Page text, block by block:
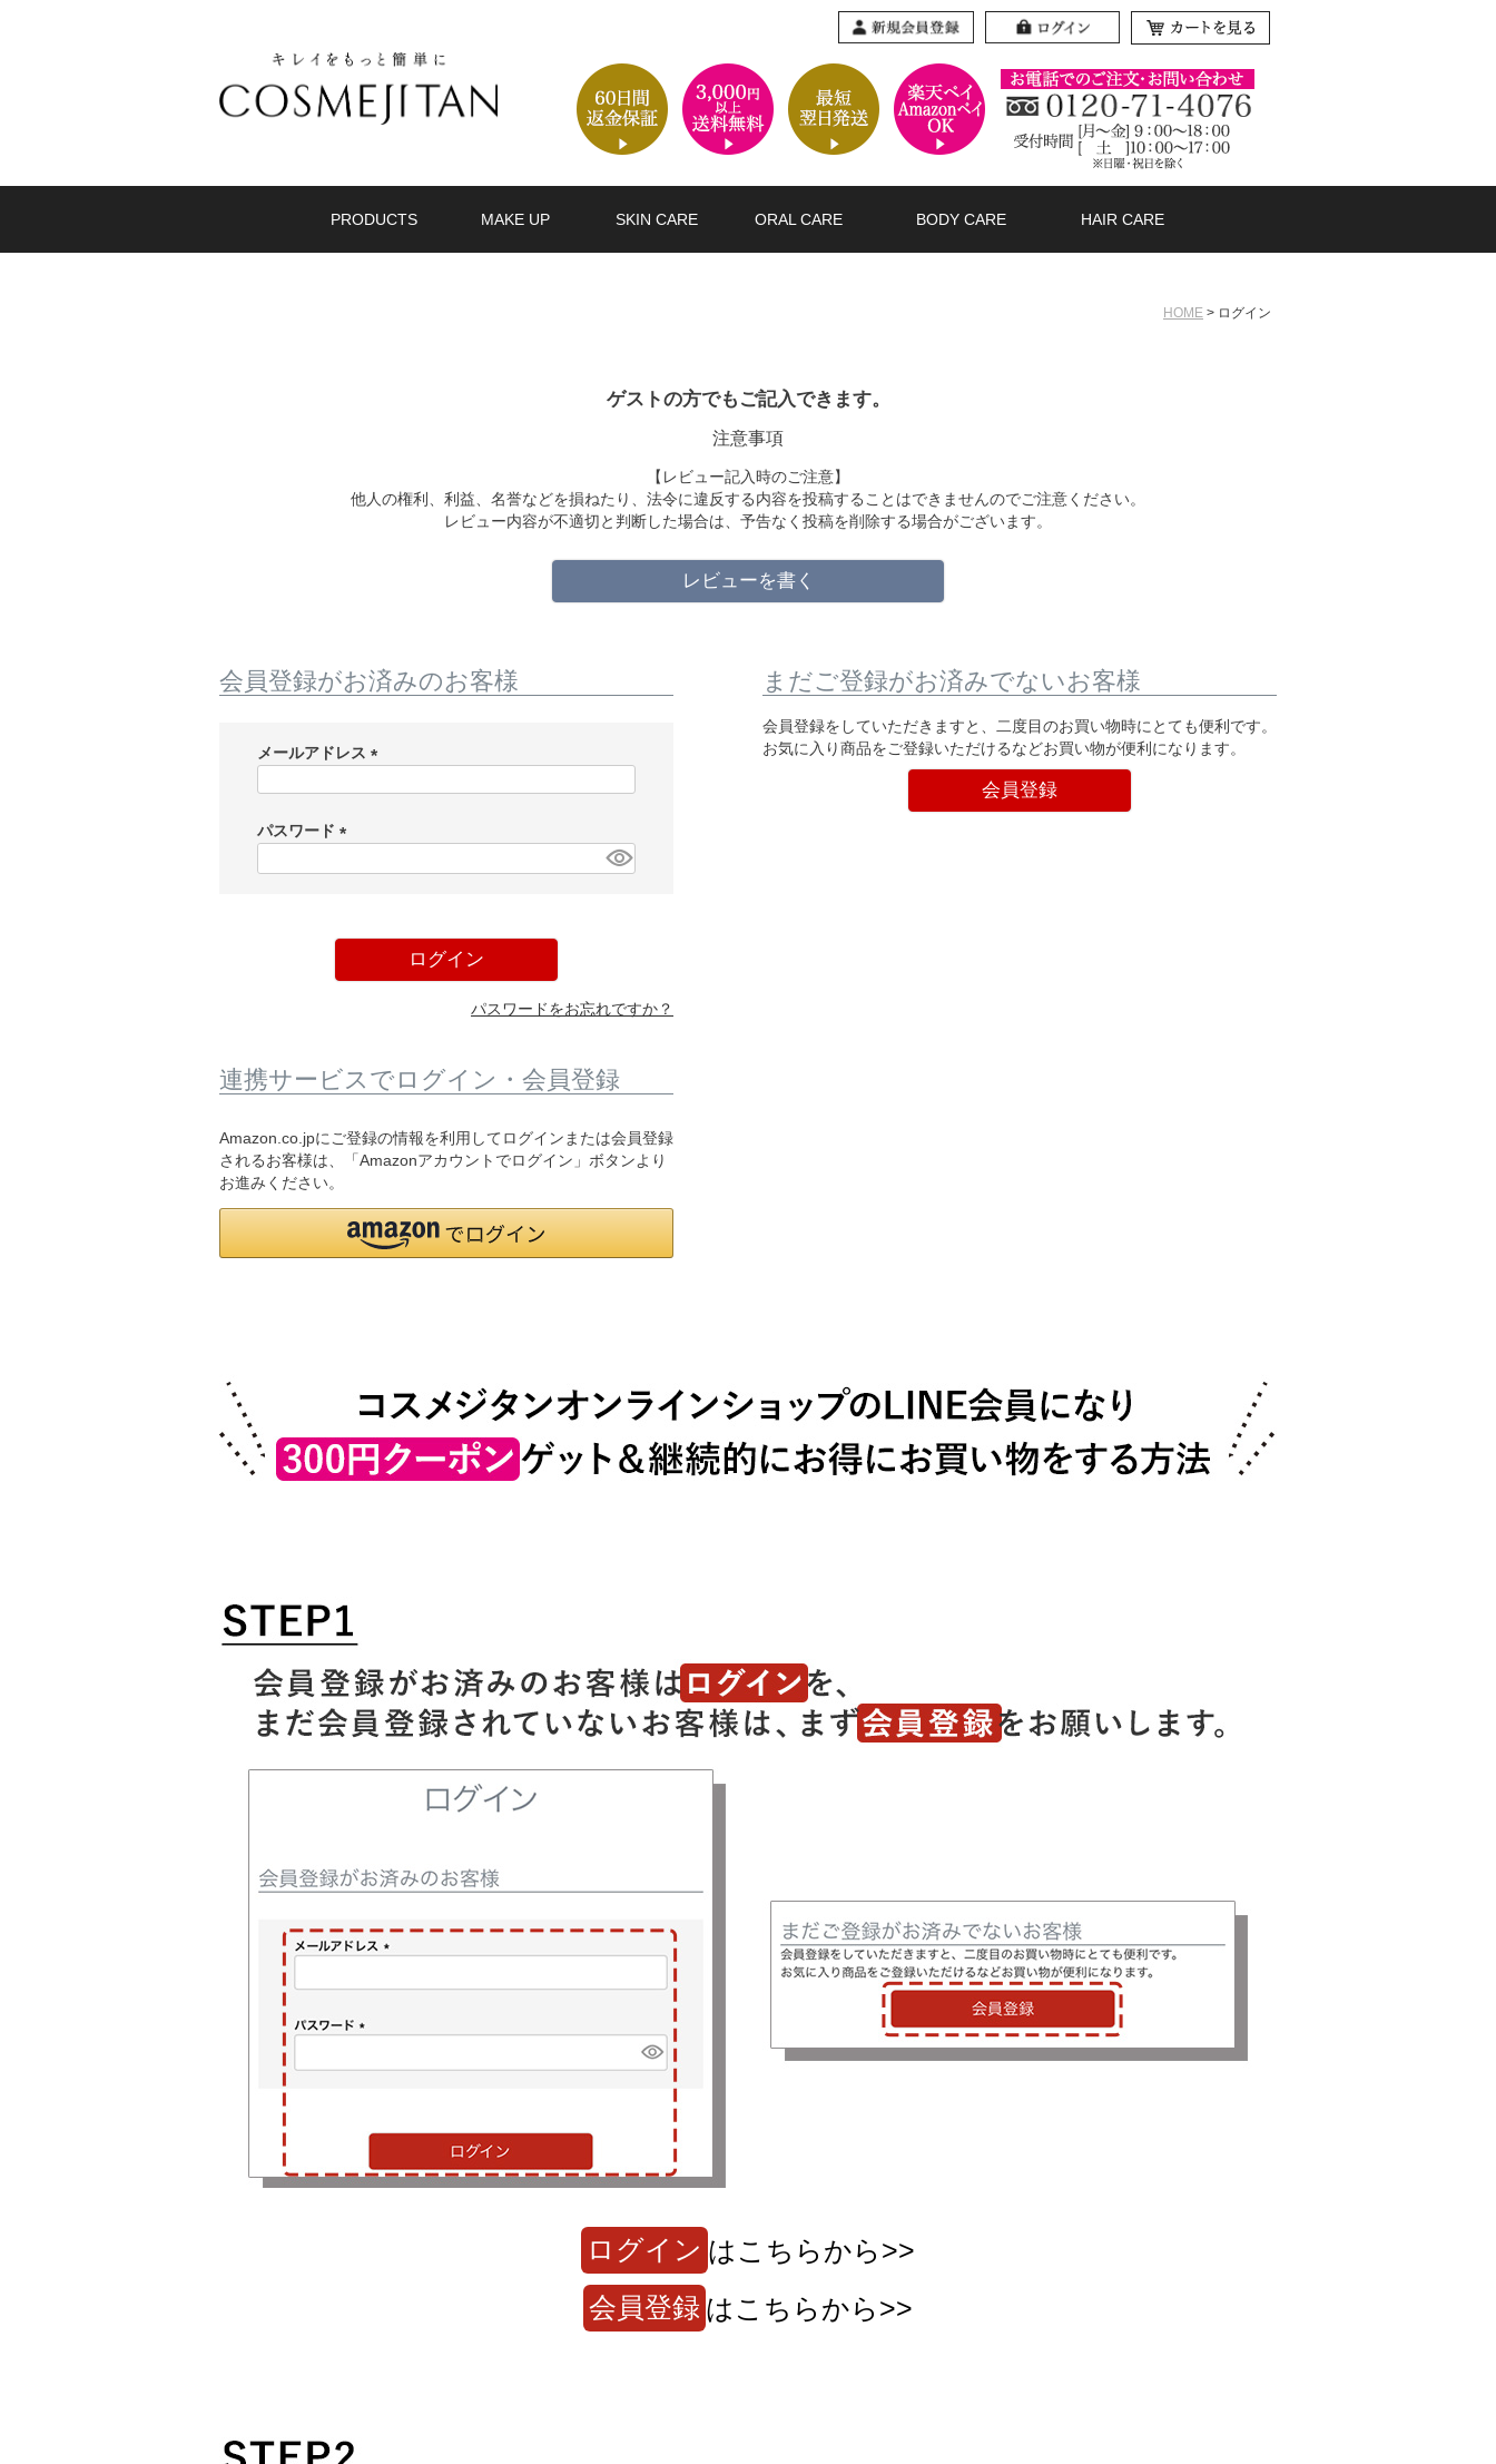
PRODUCTS MAKE UP SKIN CARE ORAL CARE BODY CARE HAIR CARE
HOME ログイン
ゲストの方でもご記入できます。
注意事項
【レビュー記入時のご注意】
他人の権利、利益、名誉などを損ねたり、法令に違反する内容を投稿することはできませんのでご注意ください。
レビュー内容が不適切と判断した場合は、予告なく投稿を削除する場合がございます。
レビューを書く
会員登録がお済みのお客様
メールアドレス
)
パスワード
ログイン
パスワードをお忘れですか？
連携サービスでログイン・会員登録
Amazon.co.jpにご登録の情報を利用してログインまたは会員登録
されるお客様は、「Amazonアカウントでログイン」ボタンより
お進みください。
まだご登録がお済みでないお客様
会員登録をしていただきますと、二度目のお買い物時にとても便利です。
お気に入り商品をご登録いただけるなどお買い物が便利になります。
会員登録
ログイン はこちらから>>
会員登録 はこちらから>>